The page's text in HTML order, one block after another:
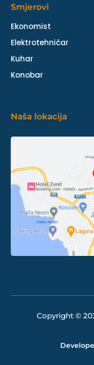
Smjerovi
Ekonomist
Elektrotehničar
Kuhar
Konobar
Naša lokacija
Copyright ©